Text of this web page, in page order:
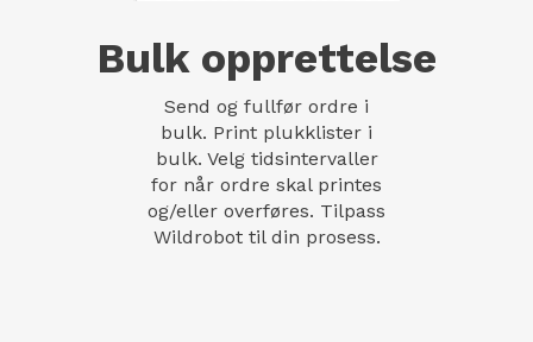
Bulk opprettelse
Send og fullfør ordre i
bulk. Print plukklister i
bulk. Velg tidsintervaller
for når ordre skal printes
og/eller overføres. Tilpass
Wildrobot til din prosess.